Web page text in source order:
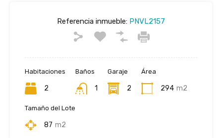
Referencia inmueble: PNVL2157
Habitaciones
2
Baños
1
Garaje
2
Área
294 m2
Tamaño del Lote
87 m2